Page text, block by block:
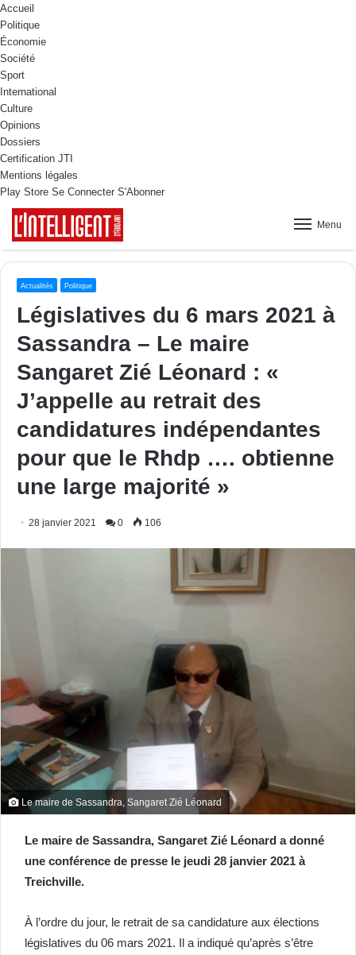
Accueil
Politique
Économie
Société
Sport
International
Culture
Opinions
Dossiers
Certification JTI
Mentions légales
Play Store Se Connecter S'Abonner
Menu
Actualités Politique
Législatives du 6 mars 2021 à
Sassandra – Le maire
Sangaret Zié Léonard : «
J’appelle au retrait des
candidatures indépendantes
pour que le Rhdp …. obtienne
une large majorité »
28 janvier 2021 0 106
Le maire de Sassandra, Sangaret Zié Léonard
Le maire de Sassandra, Sangaret Zié Léonard a donné
une conférence de presse le jeudi 28 janvier 2021 à
Treichville.
À l’ordre du jour, le retrait de sa candidature aux élections
législatives du 06 mars 2021. Il a indiqué qu’après s’être